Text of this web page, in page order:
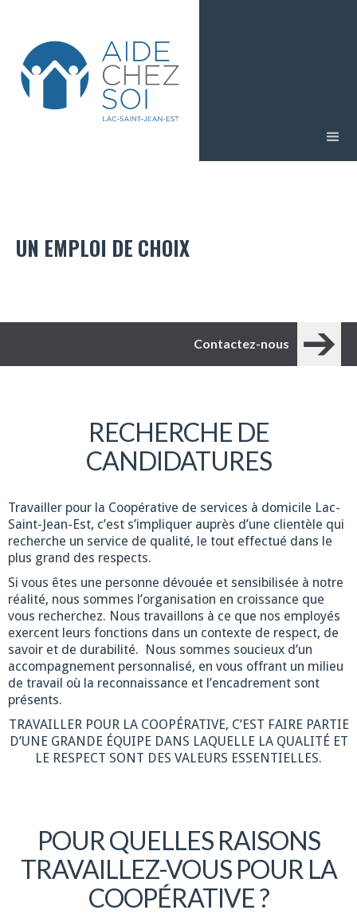
UN EMPLOI DE CHOIX
Contactez-nous
RECHERCHE DE
CANDIDATURES
Travailler pour la Coopérative de services à domicile Lac-
Saint-Jean-Est, c’est s’impliquer auprès d’une clientèle qui
recherche un service de qualité, le tout effectué dans le
plus grand des respects.
Si vous êtes une personne dévouée et sensibilisée à notre
réalité, nous sommes l’organisation en croissance que
vous recherchez. Nous travaillons à ce que nos employés
exercent leurs fonctions dans un contexte de respect, de
savoir et de durabilité. Nous sommes soucieux d’un
accompagnement personnalisé, en vous offrant un milieu
de travail où la reconnaissance et l’encadrement sont
présents.
TRAVAILLER POUR LA COOPÉRATIVE, C’EST FAIRE PARTIE
D’UNE GRANDE ÉQUIPE DANS LAQUELLE LA QUALITÉ ET
LE RESPECT SONT DES VALEURS ESSENTIELLES.
POUR QUELLES RAISONS
TRAVAILLEZ-VOUS POUR LA
COOPÉRATIVE ?